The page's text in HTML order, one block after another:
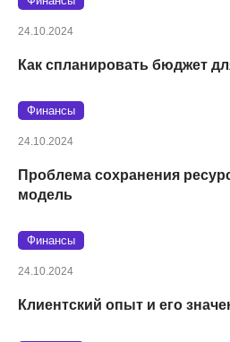
24.10.2024
Как спланировать бюджет
Финансы
24.10.2024
Проблема сохранения
модель
Финансы
24.10.2024
Клиентский опыт и его